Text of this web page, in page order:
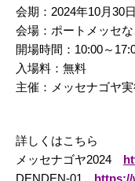
会期：2024年10月30
会場：ポートメッセ
開場時間：10:00～
入場料：無料
主催：メッセナゴヤ
詳しくはこちら
メッセナゴヤ2024
DENDEN-01